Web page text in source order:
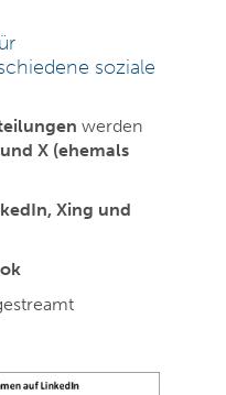
soziale
werden
X (ehemals
Xing und